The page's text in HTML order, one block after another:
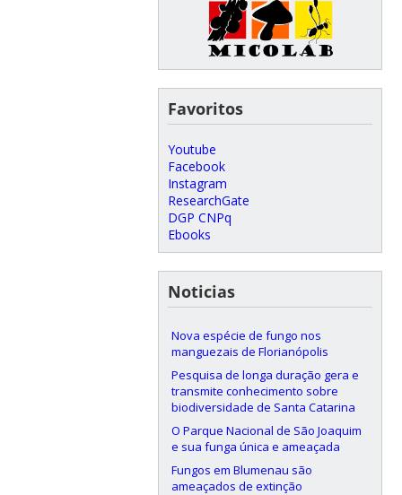
Favoritos
Youtube
Facebook
Instagram
ResearchGate
DGP CNPq
Ebooks
Noticias
Nova espécie de fungo nos
manguezais de Florianópolis
Pesquisa de longa duração gera e
transmite conhecimento sobre
biodiversidade de Santa Catarina
O Parque Nacional de São Joaquim
e sua funga única e ameaçada
Fungos em Blumenau são
ameaçados de extinção